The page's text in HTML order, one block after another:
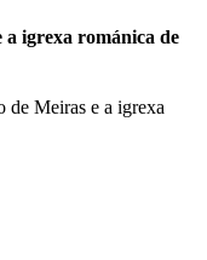
a igrexa románica de
de Meiras e a igrexa